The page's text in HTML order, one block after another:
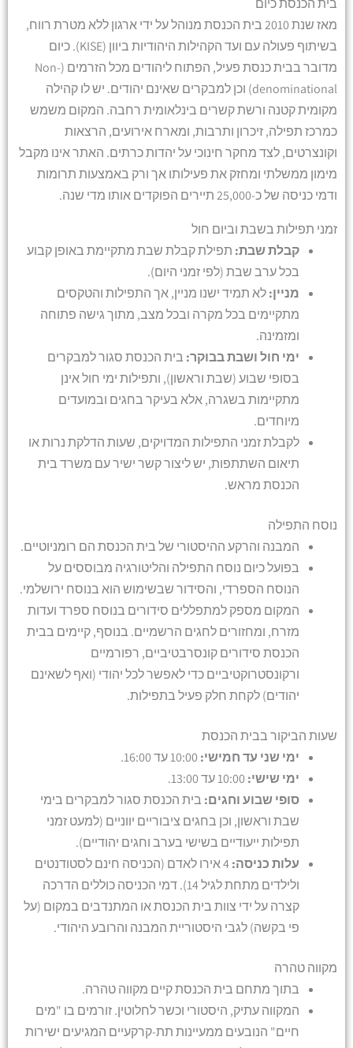
מאז שנת 2010 בית הכנסת מנוהל על ידי ארגון ללא מטרת רווח,
בשיתוף פעולה עם ועד הקהילות היהודיות ביוון (KISE). כיום
מדובר בבית כנסת פעיל, הפתוח ליהודים מכל הזרמים (Non-
denominational) וכן למבקרים שאינם יהודים. יש לו קהילה
מקומית קטנה ורשת קשרים בינלאומית רחבה. המקום משמש
כמרכז תפילה, זיכרון ותרבות, ומארח אירועים, הרצאות
וקונצרטים, לצד מחקר חינוכי על יהדות כרתים. האתר אינו מקבל
מימון ממשלתי ומחזק את פעילותו אך ורק באמצעות תרומות
ודמי כניסה של כ-25,000 תיירים הפוקדים אותו מדי שנה.
זמני תפילות בשבת וביום חול
קבלת שבת: תפילת קבלת שבת מתקיימת באופן קבוע
בכל ערב שבת (לפי זמני היום).
מניין:לא תמיד ישנו מניין, אך התפילות והטקסים
מתקיימים בכל מקרה ובכל מצב, מתוך גישה פתוחה
ומזמינה.
ימי חול ושבת בבוקר: בית הכנסת סגור למבקרים
בסופי שבוע (שבת וראשון), ותפילות ימי חול אינן
מתקיימות בשגרה, אלא בעיקר בחגים ובמועדים
מיוחדים.
לקבלת זמני התפילות המדויקים, שעות הדלקת נרות או
תיאום השתתפות, יש ליצור קשר ישיר עם משרד בית
הכנסת מראש.
נוסח התפילה
המבנה והרקע ההיסטורי של בית הכנסת הם רומניוטיים.
בפועל כיום נוסח התפילה והליטורגיה מבוססים על
הנוסח הספרדי, והסידור שבשימוש הוא בנוסח ירושלמי.
המקום מספק למתפללים סידורים בנוסח ספרד ועדות
מזרח, ומחזורים לחגים הרשמיים. בנוסף, קיימים בבית
הכנסת סידורים קונסרבטיביים, רפורמיים
ורקונסטרוקטיביים כדי לאפשר לכל יהודי (ואף לשאינם
יהודים) לקחת חלק פעיל בתפילות.
שעות הביקור בבית הכנסת
ימי שני עד חמישי:
ימי שישי:
סופי שבוע וחגים: בית הכנסת סגור למבקרים בימי
שבת וראשון, וכן בחגים ציבוריים יווניים (למעט זמני
תפילות ייעודיים בשישי בערב וחגים יהודיים).
עלות כניסה:
4 אירו לאדם (הכניסה חינם לסטודנטים
ולילדים מתחת לגיל 14). דמי הכניסה כוללים הדרכה
קצרה על ידי צוות בית הכנסת או המתנדבים במקום (על
פי בקשה) לגבי היסטוריית המבנה והרובע היהודי.
מקווה טהרה
בתוך מתחם בית הכנסת קיים מקווה טהרה.
המקווה עתיק, היסטורי וכשר לחלוטין. זורמים בו "מים
חיים" הנובעים ממעיינות תת-קרקעיים המגיעים ישירות